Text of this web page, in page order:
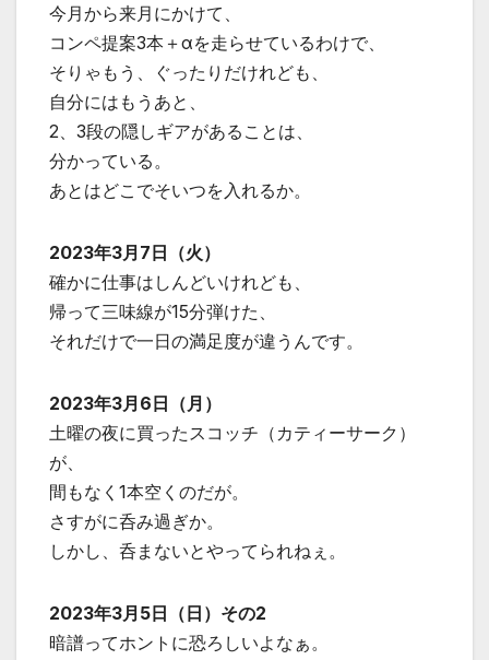
今月から来月にかけて、
コンペ提案3本＋αを走らせているわけで、
そりゃもう、ぐったりだけれども、
自分にはもうあと、
2、3段の隠しギアがあることは、
分かっている。
あとはどこでそいつを入れるか。
2023年3月7日（火）
確かに仕事はしんどいけれども、
帰って三味線が15分弾けた、
それだけで一日の満足度が違うんです。
2023年3月6日（月）
土曜の夜に買ったスコッチ（カティーサーク）
が、
間もなく1本空くのだが。
さすがに呑み過ぎか。
しかし、呑まないとやってられねぇ。
2023年3月5日（日）その2
暗譜ってホントに恐ろしいよなぁ。